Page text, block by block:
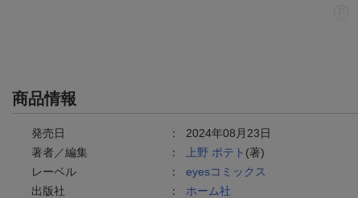
商品情報
発売日 ： 2024年08月23日
著者／編集
： 上野 ポテト (著)
レーベル
： eyesコミックス
出版社
： ホーム社